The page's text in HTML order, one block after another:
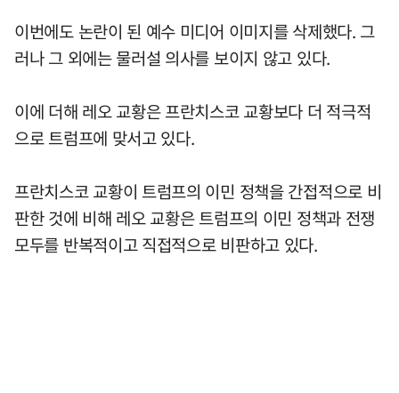
이번에도 논란이 된 예수 미디어 이미지를 삭제했다. 그
러나 그 외에는 물러설 의사를 보이지 않고 있다.
이에 더해 레오 교황은 프란치스코 교황보다 더 적극적
으로 트럼프에 맞서고 있다.
프란치스코 교황이 트럼프의 이민 정책을 간접적으로 비
판한 것에 비해 레오 교황은 트럼프의 이민 정책과 전쟁
모두를 반복적이고 직접적으로 비판하고 있다.